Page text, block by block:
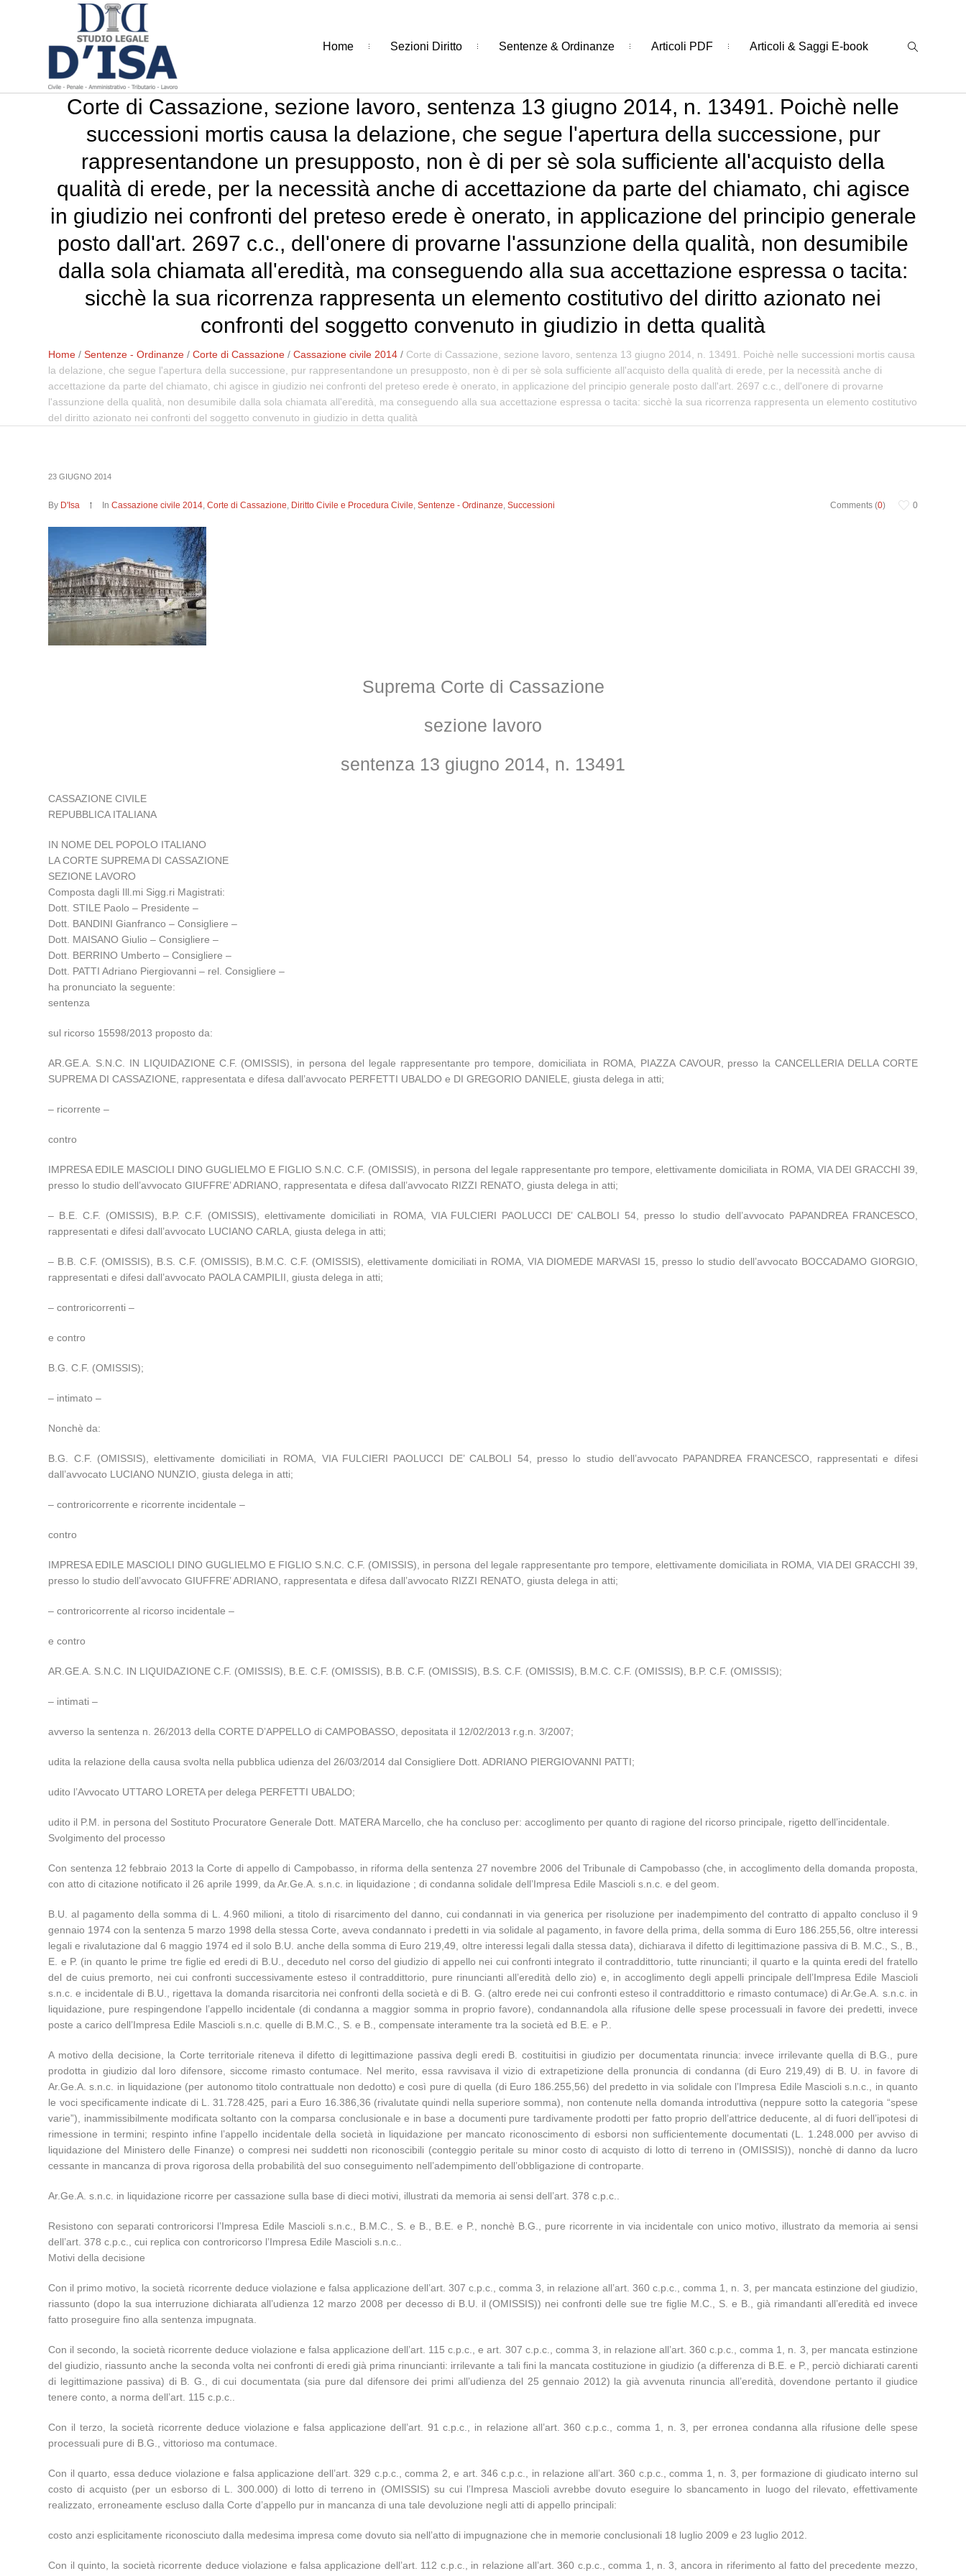
Home Sezioni Diritto Sentenze & Ordinanze Articoli PDF Articoli & Saggi E-book
Corte di Cassazione, sezione lavoro, sentenza 13 giugno 2014, n. 13491. Poichè nelle
successioni mortis causa la delazione, che segue l'apertura della successione, pur
rappresentandone un presupposto, non è di per sè sola sufficiente all'acquisto della
qualità di erede, per la necessità anche di accettazione da parte del chiamato, chi agisce
in giudizio nei confronti del preteso erede è onerato, in applicazione del principio generale
posto dall'art. 2697 c.c., dell'onere di provarne l'assunzione della qualità, non desumibile
dalla sola chiamata all'eredità, ma conseguendo alla sua accettazione espressa o tacita:
sicchè la sua ricorrenza rappresenta un elemento costitutivo del diritto azionato nei
confronti del soggetto convenuto in giudizio in detta qualità
Home /Sentenze - Ordinanze /Corte di Cassazione /Cassazione civile 2014 / Corte di Cassazione, sezione lavoro, sentenza 13 giugno 2014, n. 13491. Poichè nelle successioni mortis causa
la delazione, che segue l'apertura della successione, pur rappresentandone un presupposto, non è di per sè sola sufficiente all'acquisto della qualità di erede, per la necessità anche di
accettazione da parte del chiamato, chi agisce in giudizio nei confronti del preteso erede è onerato, in applicazione del principio generale posto dall'art. 2697 c.c., dell'onere di provarne
l'assunzione della qualità, non desumibile dalla sola chiamata all'eredità, ma conseguendo alla sua accettazione espressa o tacita: sicchè la sua ricorrenza rappresenta un elemento costitutivo
del diritto azionato nei confronti del soggetto convenuto in giudizio in detta qualità
23 GIUGNO 2014
Comments (0) 0
By D'Isa InCassazione civile 2014,Corte di Cassazione, Diritto Civile e Procedura Civile,Sentenze - Ordinanze,Successioni
Suprema Corte di Cassazione
sezione lavoro
sentenza 13 giugno 2014, n. 13491
CASSAZIONE CIVILE
REPUBBLICA ITALIANA
IN NOME DEL POPOLO ITALIANO
LA CORTE SUPREMA DI CASSAZIONE
SEZIONE LAVORO
Composta dagli Ill.mi Sigg.ri Magistrati:
Dott. STILE Paolo – Presidente –
Dott. BANDINI Gianfranco – Consigliere –
Dott. MAISANO Giulio – Consigliere –
Dott. BERRINO Umberto – Consigliere –
Dott. PATTI Adriano Piergiovanni – rel. Consigliere –
ha pronunciato la seguente:
sentenza
sul ricorso 15598/2013 proposto da:
AR.GE.A. S.N.C. IN LIQUIDAZIONE C.F. (OMISSIS), in persona del legale rappresentante pro tempore, domiciliata in ROMA, PIAZZA CAVOUR, presso la CANCELLERIA DELLA CORTE
SUPREMA DI CASSAZIONE, rappresentata e difesa dall’avvocato PERFETTI UBALDO e DI GREGORIO DANIELE, giusta delega in atti;
– ricorrente –
contro
IMPRESA EDILE MASCIOLI DINO GUGLIELMO E FIGLIO S.N.C. C.F. (OMISSIS), in persona del legale rappresentante pro tempore, elettivamente domiciliata in ROMA, VIA DEI GRACCHI 39,
presso lo studio dell’avvocato GIUFFRE’ ADRIANO, rappresentata e difesa dall’avvocato RIZZI RENATO, giusta delega in atti;
– B.E. C.F. (OMISSIS), B.P. C.F. (OMISSIS), elettivamente domiciliati in ROMA, VIA FULCIERI PAOLUCCI DE’ CALBOLI 54, presso lo studio dell’avvocato PAPANDREA FRANCESCO,
rappresentati e difesi dall’avvocato LUCIANO CARLA, giusta delega in atti;
– B.B. C.F. (OMISSIS), B.S. C.F. (OMISSIS), B.M.C. C.F. (OMISSIS), elettivamente domiciliati in ROMA, VIA DIOMEDE MARVASI 15, presso lo studio dell’avvocato BOCCADAMO GIORGIO,
rappresentati e difesi dall’avvocato PAOLA CAMPILII, giusta delega in atti;
– controricorrenti –
e contro
B.G. C.F. (OMISSIS);
– intimato –
Nonchè da:
B.G. C.F. (OMISSIS), elettivamente domiciliati in ROMA, VIA FULCIERI PAOLUCCI DE’ CALBOLI 54, presso lo studio dell’avvocato PAPANDREA FRANCESCO, rappresentati e difesi
dall’avvocato LUCIANO NUNZIO, giusta delega in atti;
– controricorrente e ricorrente incidentale –
contro
IMPRESA EDILE MASCIOLI DINO GUGLIELMO E FIGLIO S.N.C. C.F. (OMISSIS), in persona del legale rappresentante pro tempore, elettivamente domiciliata in ROMA, VIA DEI GRACCHI 39,
presso lo studio dell’avvocato GIUFFRE’ ADRIANO, rappresentata e difesa dall’avvocato RIZZI RENATO, giusta delega in atti;
– controricorrente al ricorso incidentale –
e contro
AR.GE.A. S.N.C. IN LIQUIDAZIONE C.F. (OMISSIS), B.E. C.F. (OMISSIS), B.B. C.F. (OMISSIS), B.S. C.F. (OMISSIS), B.M.C. C.F. (OMISSIS), B.P. C.F. (OMISSIS);
– intimati –
avverso la sentenza n. 26/2013 della CORTE D’APPELLO di CAMPOBASSO, depositata il 12/02/2013 r.g.n. 3/2007;
udita la relazione della causa svolta nella pubblica udienza del 26/03/2014 dal Consigliere Dott. ADRIANO PIERGIOVANNI PATTI;
udito l’Avvocato UTTARO LORETA per delega PERFETTI UBALDO;
udito il P.M. in persona del Sostituto Procuratore Generale Dott. MATERA Marcello, che ha concluso per: accoglimento per quanto di ragione del ricorso principale, rigetto dell’incidentale.
Svolgimento del processo
Con sentenza 12 febbraio 2013 la Corte di appello di Campobasso, in riforma della sentenza 27 novembre 2006 del Tribunale di Campobasso (che, in accoglimento della domanda proposta,
con atto di citazione notificato il 26 aprile 1999, da Ar.Ge.A. s.n.c. in liquidazione ; di condanna solidale dell’Impresa Edile Mascioli s.n.c. e del geom.
B.U. al pagamento della somma di L. 4.960 milioni, a titolo di risarcimento del danno, cui condannati in via generica per risoluzione per inadempimento del contratto di appalto concluso il 9
gennaio 1974 con la sentenza 5 marzo 1998 della stessa Corte, aveva condannato i predetti in via solidale al pagamento, in favore della prima, della somma di Euro 186.255,56, oltre interessi
legali e rivalutazione dal 6 maggio 1974 ed il solo B.U. anche della somma di Euro 219,49, oltre interessi legali dalla stessa data), dichiarava il difetto di legittimazione passiva di B. M.C., S., B.,
E. e P. (in quanto le prime tre figlie ed eredi di B.U., deceduto nel corso del giudizio di appello nei cui confronti integrato il contraddittorio, tutte rinuncianti; il quarto e la quinta eredi del fratello
del de cuius premorto, nei cui confronti successivamente esteso il contraddittorio, pure rinuncianti all’eredità dello zio) e, in accoglimento degli appelli principale dell’Impresa Edile Mascioli
s.n.c. e incidentale di B.U., rigettava la domanda risarcitoria nei confronti della società e di B. G. (altro erede nei cui confronti esteso il contraddittorio e rimasto contumace) di Ar.Ge.A. s.n.c. in
liquidazione, pure respingendone l’appello incidentale (di condanna a maggior somma in proprio favore), condannandola alla rifusione delle spese processuali in favore dei predetti, invece
poste a carico dell’Impresa Edile Mascioli s.n.c. quelle di B.M.C., S. e B., compensate interamente tra la società ed B.E. e P..
A motivo della decisione, la Corte territoriale riteneva il difetto di legittimazione passiva degli eredi B. costituitisi in giudizio per documentata rinuncia: invece irrilevante quella di B.G., pure
prodotta in giudizio dal loro difensore, siccome rimasto contumace. Nel merito, essa ravvisava il vizio di extrapetizione della pronuncia di condanna (di Euro 219,49) di B. U. in favore di
Ar.Ge.A. s.n.c. in liquidazione (per autonomo titolo contrattuale non dedotto) e così pure di quella (di Euro 186.255,56) del predetto in via solidale con l’Impresa Edile Mascioli s.n.c., in quanto
le voci specificamente indicate di L. 31.728.425, pari a Euro 16.386,36 (rivalutate quindi nella superiore somma), non contenute nella domanda introduttiva (neppure sotto la categoria “spese
varie”), inammissibilmente modificata soltanto con la comparsa conclusionale e in base a documenti pure tardivamente prodotti per fatto proprio dell’attrice deducente, al di fuori dell’ipotesi di
rimessione in termini; respinto infine l’appello incidentale della società in liquidazione per mancato riconoscimento di esborsi non sufficientemente documentati (L. 1.248.000 per avviso di
liquidazione del Ministero delle Finanze) o compresi nei suddetti non riconoscibili (conteggio peritale su minor costo di acquisto di lotto di terreno in (OMISSIS)), nonchè di danno da lucro
cessante in mancanza di prova rigorosa della probabilità del suo conseguimento nell’adempimento dell’obbligazione di controparte.
Ar.Ge.A. s.n.c. in liquidazione ricorre per cassazione sulla base di dieci motivi, illustrati da memoria ai sensi dell’art. 378 c.p.c..
Resistono con separati controricorsi l’Impresa Edile Mascioli s.n.c., B.M.C., S. e B., B.E. e P., nonchè B.G., pure ricorrente in via incidentale con unico motivo, illustrato da memoria ai sensi
dell’art. 378 c.p.c., cui replica con controricorso l’Impresa Edile Mascioli s.n.c..
Motivi della decisione
Con il primo motivo, la società ricorrente deduce violazione e falsa applicazione dell’art. 307 c.p.c., comma 3, in relazione all’art. 360 c.p.c., comma 1, n. 3, per mancata estinzione del giudizio,
riassunto (dopo la sua interruzione dichiarata all’udienza 12 marzo 2008 per decesso di B.U. il (OMISSIS)) nei confronti delle sue tre figlie M.C., S. e B., già rimandanti all’eredità ed invece
fatto proseguire fino alla sentenza impugnata.
Con il secondo, la società ricorrente deduce violazione e falsa applicazione dell’art. 115 c.p.c., e art. 307 c.p.c., comma 3, in relazione all’art. 360 c.p.c., comma 1, n. 3, per mancata estinzione
del giudizio, riassunto anche la seconda volta nei confronti di eredi già prima rinuncianti: irrilevante a tali fini la mancata costituzione in giudizio (a differenza di B.E. e P., perciò dichiarati carenti
di legittimazione passiva) di B. G., di cui documentata (sia pure dal difensore dei primi all’udienza del 25 gennaio 2012) la già avvenuta rinuncia all’eredità, dovendone pertanto il giudice
tenere conto, a norma dell’art. 115 c.p.c..
Con il terzo, la società ricorrente deduce violazione e falsa applicazione dell’art. 91 c.p.c., in relazione all’art. 360 c.p.c., comma 1, n. 3, per erronea condanna alla rifusione delle spese
processuali pure di B.G., vittorioso ma contumace.
Con il quarto, essa deduce violazione e falsa applicazione dell’art. 329 c.p.c., comma 2, e art. 346 c.p.c., in relazione all’art. 360 c.p.c., comma 1, n. 3, per formazione di giudicato interno sul
costo di acquisto (per un esborso di L. 300.000) di lotto di terreno in (OMISSIS) su cui l’Impresa Mascioli avrebbe dovuto eseguire lo sbancamento in luogo del rilevato, effettivamente
realizzato, erroneamente escluso dalla Corte d’appello pur in mancanza di una tale devoluzione negli atti di appello principali:
costo anzi esplicitamente riconosciuto dalla medesima impresa come dovuto sia nell’atto di impugnazione che in memorie conclusionali 18 luglio 2009 e 23 luglio 2012.
Con il quinto, la società ricorrente deduce violazione e falsa applicazione dell’art. 112 c.p.c., in relazione all’art. 360 c.p.c., comma 1, n. 3, ancora in riferimento al fatto del precedente mezzo,